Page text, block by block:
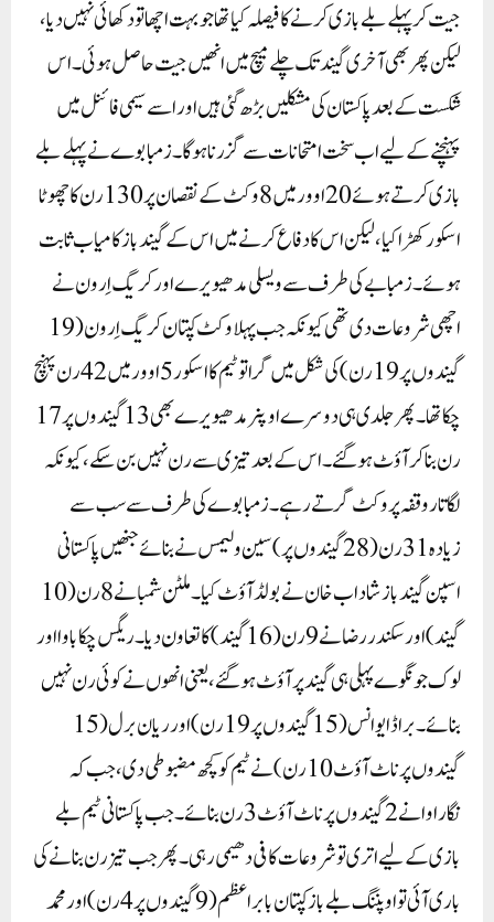
جیت کر پہلے بلے بازی کرنے کا فیصلہ کیا تھا جو بہت اچھا تو دکھائی نہیں دیا،
لیکن پھر بھی آخری گیند تک چلے میچ میں انھیں جیت حاصل ہوئی۔ اس
شکست کے بعد پاکستان کی مشکلیں بڑھ گئی ہیں اور اسے سیمی فائنل میں
پہنچنے کے لیے اب سخت امتحانات سے گزرنا ہوگا۔زمبابوے نے پہلے بلے
بازی کرتے ہوئے 20 اوور میں 8 وکٹ کے نقصان پر 130 رن کا چھوٹا
اسکور کھڑا کیا، لیکن اس کا دفاع کرنے میں اس کے گیندباز کامیاب ثابت
ہوئے۔ زمبابے کی طرف سے ویسلی مدھیویرے اور کریگ اِرون نے
اچھی شروعات دی تھی کیونکہ جب پہلا وکٹ کپتان کریگ اِرون (19
گیندوں پر 19 رن) کی شکل میں گرا تو ٹیم کا اسکور 5 اوور میں 42 رن پہنچ
چکا تھا۔ پھر جلدی ہی دوسرے اوپنر مدھیویرے بھی 13 گیندوں پر 17
رن بنا کر آؤٹ ہو گئے۔ اس کے بعد تیزی سے رن نہیں بن سکے، کیونکہ
لگاتار وقفہ پر وکٹ گرتے رہے۔زمبابوے کی طرف سے سب سے
زیادہ 31 رن (28 گیندوں پر) سین ولیمس نے بنائے جنھیں پاکستانی
اسپن گیندباز شاداب خان نے بولڈ آؤٹ کیا۔ ملٹن شمبا نے 8 رن (10
گیند) اور سکندر رضا نے 9 رن (16 گیند) کا تعاون دیا۔ ریگس چکاباوا اور
لوک جونگوے پہلی ہی گیند پر آؤٹ ہو گئے، یعنی انھوں نے کوئی رن نہیں
بنائے۔ براڈ ایوانس (15 گیندوں پر 19 رن) اور ریان برل (15
گیندوں پر ناٹ آؤٹ 10 رن) نے ٹیم کو کچھ مضبوطی دی، جب کہ
نگاراوا نے 2 گیندوں پر ناٹ آؤٹ 3 رن بنائے۔جب پاکستانی ٹیم بلے
بازی کے لیے اتری تو شروعات کافی دھیمی رہی۔ پھر جب تیز رن بنانے کی
باری آئی تو اوپننگ بلے باز کپتان بابر اعظم (9 گیندوں پر 4 رن) اور محمد